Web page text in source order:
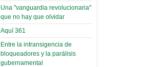
descolonizadora
(Miscelánea
palaciega 7)
Lunes, 27 Mayo 2019
Una "vanguardia revolucionaria"
que no hay que olvidar
Aquí 361
Entre la intransigencia de
bloqueadores y la parálisis
gubernamental